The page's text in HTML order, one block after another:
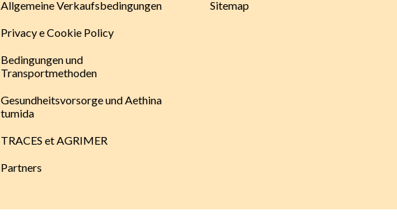
Allgemeine Verkaufsbedingungen
Privacy e Cookie Policy
Bedingungen und
Transportmethoden
Gesundheitsvorsorge und Aethina
tumida
TRACES et AGRIMER
Partners
Sitemap